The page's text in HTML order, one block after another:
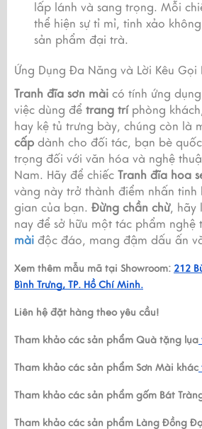
lấp lánh và sang trọng. Mỗi
thể hiện sự tỉ mỉ, tinh xảo
sản phẩm đại trà.
Ứng Dụng Đa Năng và Lời Kêu Gọi
Tranh đĩa sơn mài có tính ứng
việc dùng để trang tríphòng
hay kệ tủ trưng bày, chúng còn là
cấp dành cho đối tác, bạn bè
trọng đối với văn hóa và nghệ
Nam. Hãy để chiếc Tranh đĩa hoa
vàng này trở thành điểm nhấn tinh
gian của bạn. Đừng chần chừ, hãy
nay để sở hữu một tác phẩm nghệ
mài độc đáo, mang đậm dấu ấn
Xem thêm mẫu mã tại Showroom: 212
Bình Trưng, TP. Hồ Chí Minh.
Liên hệ đặt hàng theo yêu cầu!
Tham khảo các sản phẩm Quà tặng lụa
Tham khảo các sản phẩm Sơn Mài khác
Tham khảo các sản phẩm gốm Bát
Tham khảo các sản phẩm Làng Đồng